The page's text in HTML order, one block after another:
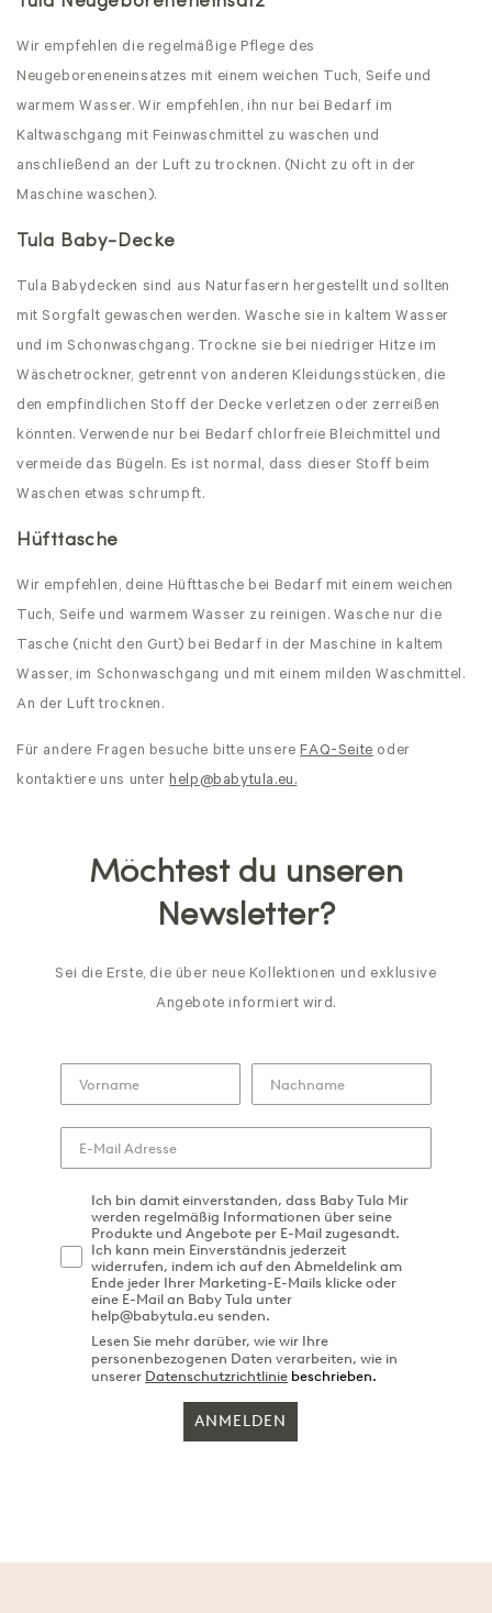
Wir empfehlen die regelmäßige Pflege des
Neugeboreneneinsatzes mit einem weichen Tuch, Seife und
warmem Wasser. Wir empfehlen, ihn nur bei Bedarf im
Kaltwaschgang mit Feinwaschmittel zu waschen und
anschließend an der Luft zu trocknen. (Nicht zu oft in der
Maschine waschen).
Tula Baby-Decke
Tula Babydecken sind aus Naturfasern hergestellt und sollten
mit Sorgfalt gewaschen werden. Wasche sie in kaltem Wasser
und im Schonwaschgang. Trockne sie bei niedriger Hitze im
Wäschetrockner, getrennt von anderen Kleidungsstücken, die
den empfindlichen Stoff der Decke verletzen oder zerreißen
könnten. Verwende nur bei Bedarf chlorfreie Bleichmittel und
vermeide das Bügeln. Es ist normal, dass dieser Stoff beim
Waschen etwas schrumpft.
Hüfttasche
Wir empfehlen, deine Hüfttasche bei Bedarf mit einem weichen
Tuch, Seife und warmem Wasser zu reinigen. Wasche nur die
Tasche (nicht den Gurt) bei Bedarf in der Maschine in kaltem
Wasser, im Schonwaschgang und mit einem milden Waschmittel.
An der Luft trocknen.
Für andere Fragen besuche bitte unsereFAQ-Seiteoder
kontaktiere uns unterhelp@babytula.eu.
Möchtest du unseren
Newsletter?
Sei die Erste, die über neue Kollektionen und exklusive
Angebote informiert wird.
Ich bin damit einverstanden, dass Baby Tula Mir
werden regelmäßig Informationen über seine
Produkte und Angebote per E-Mail zugesandt.
Ich kann mein Einverständnis jederzeit
widerrufen, indem ich auf den Abmeldelink am
Ende jeder Ihrer Marketing-E-Mails klicke oder
eine E-Mail an Baby Tula unter
help@babytula.eu senden.
Lesen Sie mehr darüber, wie wir Ihre
personenbezogenen Daten verarbeiten, wie in
unserer Datenschutzrichtlinie beschrieben.
ANMELDEN